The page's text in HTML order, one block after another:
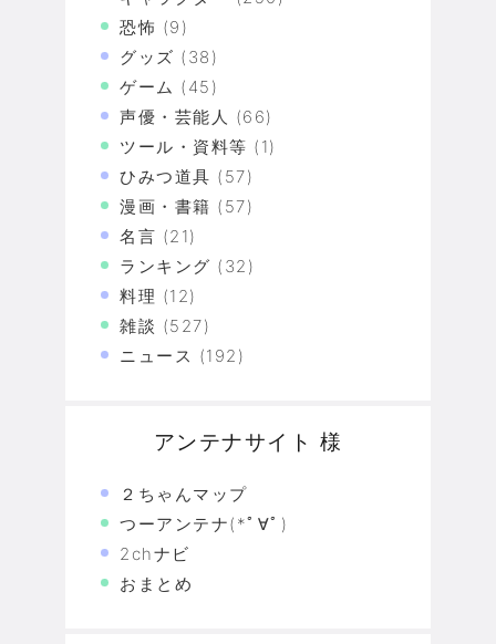
恐怖 (9)
グッズ (38)
ゲーム (45)
声優・芸能人 (66)
ツール・資料等 (1)
ひみつ道具 (57)
漫画・書籍 (57)
名言 (21)
ランキング (32)
料理 (12)
雑談 (527)
ニュース (192)
アンテナサイト 様
２ちゃんマップ
つーアンテナ(*ﾟ∀ﾟ)
2chナビ
おまとめ